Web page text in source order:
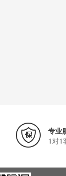
专业
1对1